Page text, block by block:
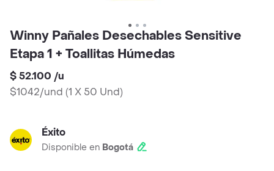
Winny Pañales Desechables Sensitive
Etapa 1 + Toallitas Húmedas
$ 52.100 /u
$1042/und (1 X 50 Und)
Éxito
Disponible en Bogotá